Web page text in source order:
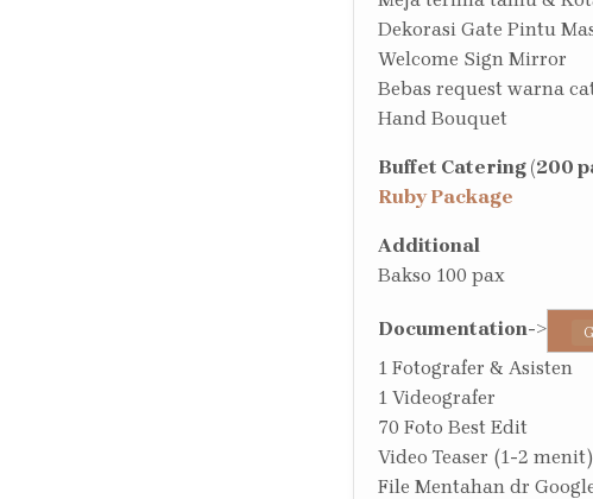
Dekorasi Gate Pintu
Welcome Sign Mirror
Bebas request warna
Hand Bouquet
Buffet Catering (200
Ruby Package
Additional
Bakso 100 pax
Documentation->
1 Fotografer & Asisten
1 Videografer
70 Foto Best Edit
Video Teaser (1-2 menit)
File Mentahan dr